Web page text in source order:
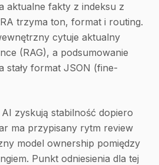
aktualne fakty z indeksu z
trzyma ton, format i routing.
cytuje aktualny
(RAG), a podsumowanie
stały format JSON (fine-
zyskują stabilność dopiero
ma przypisany rytm review
model ownership pomiędzy
Punkt odniesienia dla tej